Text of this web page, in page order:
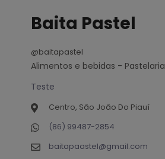
Baita Pastel
@baitapastel
Alimentos e bebidas - Pastelaria
Teste
Centro, São João Do Piauí
(86) 99487-2854
baitapaastel@gmail.com